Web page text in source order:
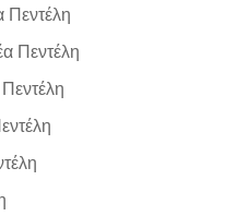
Πεντέλη
Πεντέλη